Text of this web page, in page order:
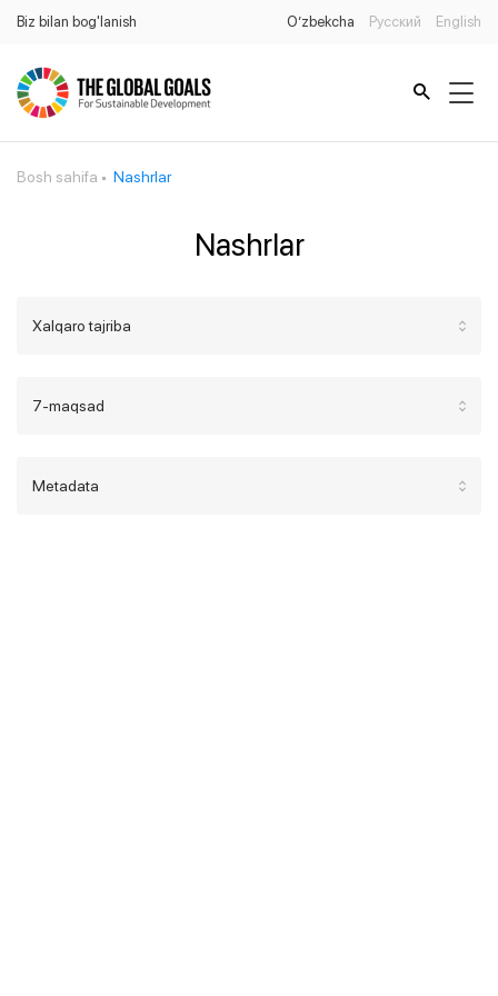
Biz bilan bog'lanish O’zbekcha Русский English
Bosh sahifa Nashrlar
Nashrlar
Xalqaro tajriba
7-maqsad
Metadata